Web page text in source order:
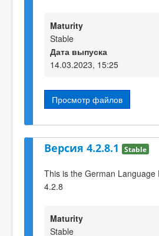
Maturity
Stable
Дата выпуска
14.03.2023, 15:25
Просмотр файлов
Версия 4.2.8.1 Stable
This is the German Language
4.2.8
Maturity
Stable